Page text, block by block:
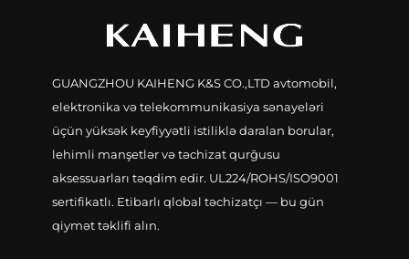
GUANGZHOU KAIHENG K&S CO.,LTD avtomobil,
elektronika və telekommunikasiya sənayeləri
üçün yüksək keyfiyyətli istiliklə daralan borular,
lehimli manşetlər və təchizat qurğusu
aksessuarları təqdim edir. UL224/ROHS/ISO9001
sertifikatlı. Etibarlı qlobal təchizatçı — bu gün
qiymət təklifi alın.